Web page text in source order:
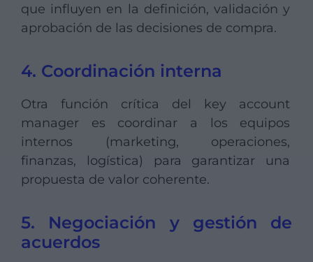
que influyen en la definición, validación y
aprobación de las decisiones de compra.
4. Coordinación interna
Otra función crítica del key account
manager es coordinar a los equipos
internos (marketing, operaciones,
finanzas, logística) para garantizar una
propuesta de valor coherente.
5. Negociación y gestión de
acuerdos